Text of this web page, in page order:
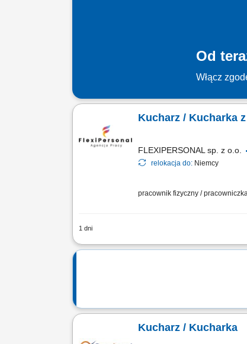
Od
Włącz
Kucharz / Kucharka
FLEXIPERSONAL sp. z o.o.
relokacja do: Niemcy
pracownik fizyczny /
1 dni
Opis stanowiska Kompleksowe
Kucharz / Kucharka